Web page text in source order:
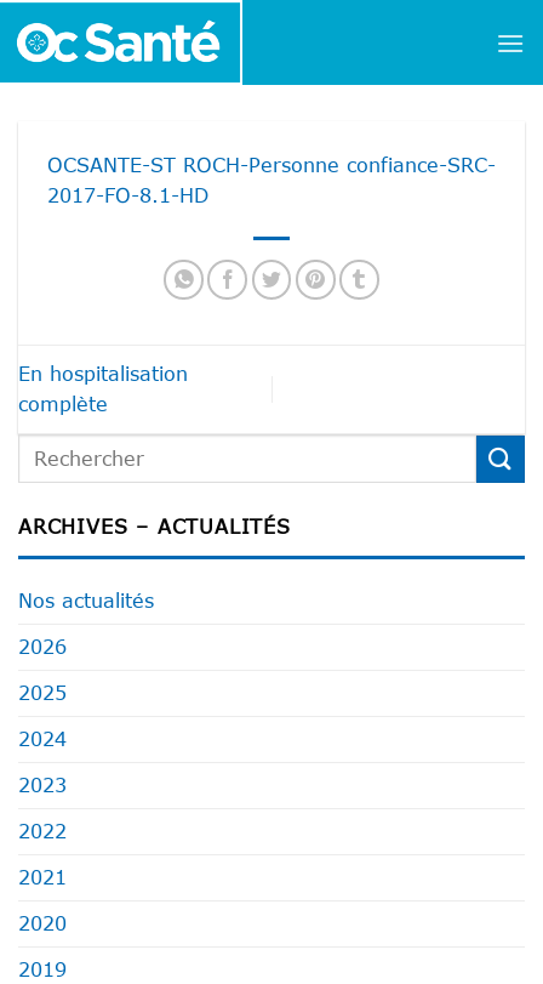
au
OCSANTE-ST ROCH-Personne confiance-SRC-
2017-FO-8.1-HD
En hospitalisation
complète
ARCHIVES – ACTUALITÉS
Nos actualités
2026
2025
2024
2023
2022
2021
2020
2019